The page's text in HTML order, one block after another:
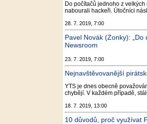
Do počítačů jednoho z
nabourali hackeři. Útočníci
28. 7. 2019, 7:00
Pavel Novák (Zonky):
Newsroom
23. 7. 2019, 7:00
Nejnavštěvovanější
YTS je dnes obecně
chybějí. V každém případě,
18. 7. 2019, 13:00
10 důvodů, proč využívat